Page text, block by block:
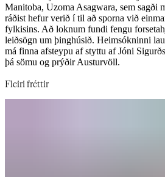
Manitoba, Uzoma Asagwara, sem sagði
ráðist hefur verið í til að sporna við
fylkisins. Að loknum fundi fengu
leiðsögn um þinghúsið. Heimsókninni
má finna afsteypu af styttu af Jóni
þá sömu og prýðir Austurvöll.​​​​‌ ‍ ​‍​‍‌‍ ‌ ​‍‌‍‍‌‌‍‌ ‌‍‍‌‌‍ ‍​‍​‍​ ‍‍​‍​‍‌ ​ ‌‍​‌‌‍ ‍‌‍‍‌‌ ‌​‌ ‍‌​‍ ‍‌‍‍‌‌‍ ​‍​‍​‍ ​​‍​‍‌‍‍​‌ ​‍‌‍‌‌‌‍‌‍​‍​‍​ ‍‍​‍​‍‌‍‍​‌ ‌​‌ ‌​‌ ​​‌ ​ ​‍ ​‍ ‌‍‌‍‌‍ ‌ ​‍‌ ​ ‌‍‌‌‌ ‌​‌‍‍‌​‍ ‌‌‍‍‌‌ ​ ‌‍ ​‌‍​‌‌‍ ‍‌‍‌​‌ ​ ​‍ ‍‌ ‌‍‌‍‌‌‌ ​‍‌‍​ ‌‍‌‌‌‍ ​​‍ ‍‌‍​‌‌ ​​‌ ​​​‍ ‌ ​ ‌ ‌​‌ ‌‌‌‍‌​‌‍‍‌‌‍ ​‍ ‌‍‍‌‌‍ ‍‌ ‌​‌‍‌‌‌‍ ‍‌ ‌​​‍ ‌‍‌‌‌‍‌​‌‍‍‌‌ ‌​​‍ ‌‍ ‌‌‍ ‌‍‌​‌‍‌‌​ ‌‌ ​​‌ ​‍‌‍‌‌‌ ​ ‌‍‌‌‌‍ ‍‌ ‌​‌‍​‌‌ ‌​‌‍‍‌‌‍ ‌‍ ‍​ ‍ ‌‍‍‌‌‍‌​​ ‌​ ‌​​ ​​‌‍‌ ‌​‌‍‌​‍‍‌​‍‌‌​‌​‌ ​ ‌‍​ ‌‍ ‍‌‍‌‍‌‌‍‌‌​‌‌‌​‌‍‌‌‌​‌​‍‍‌‌​‌‌‌‌‌‌​‍‌‌​‍ ‌‍‍‌‌‌‌‌​ ‍ ‌ ‌​‌ ‍‌‌ ​​‌‍‌‌​ ‌‌‍ ‍‌‍‌‌‌ ‌ ‌ ​ ​ ‍ ‌ ​​‌‍​‌‌ ‌​‌‍‍​​ ‌‌ ​​‌‍​‌‌‍‌ ‌‍‌‌‌​​‍‌ ‌‌‌‍‍‌‌‍ ​‌‍‌​‌‍‌‌‌ ​‍​‍‌‌​ ‌‌‌​​‍‌‌ ‌‍‍ ‌‍‌‌‌ ‍‌​‍‌‌​ ​ ‌​‌​​‍‌‌​ ​ ‌​‌​​‍‌‌​ ​‍​ ​‍‌ ​‍‌‍‍‌‌‍​ ‌‍‍​‌ ‌​‌‍‌‌‌ ‍​‌ ‌​​‍ ‌‌ ‍​‌‍‌​‌ ​ ​ ​‍‌ ​‍‌‍‍ ‌ ​ ​ ‌‌‌ ​ ​‍‌‌​ ​‍​ ​‍​‍‌‌​ ‌‌‌​‌​​‍ ‍‌‍​ ‌‍ ‌‍ ‍‌ ‌​‌‍‌‌‌‍ ‍‌ ‌​​‍‌‌​ ‌‌‌​​‍‌‌ ‌‍‍ ‌‍‌‌‌ ‍‌​‍‌‌​ ​ ‌​‌​​‍‌‌​ ​ ‌​‌​​‍‌‌​ ​‍​ ​‍​ ‍‌​ ​ ​ ‌ ​ ‌​​ ‌‌​ ‍‌​ ‌​‌‍​ ​ ​ ​ ‌‍‌‍‌‍‌‍​ ​‍‌‌​ ​‍​ ​‍​‍‌‌​ ‌‌‌​‌​​‍ ‍‌‍​ ‌‍‍​‌‍‍‌‌‍ ​‌‍‌​‌ ​‍‌‍‌‌‌‍ ‍​‍‌‌​ ‌‌‌​​‍‌‌ ‌‍‍ ‌‍‌‌‌ ‍‌​‍‌‌​ ​ ‌​‌​​‍‌‌​ ​ ‌​‌​​‍‌‌​ ​‍​ ​‍​ ‌​​ ‌ ​ ‌‍‌‍‌‌‌‍‌‌​ ‍‌​ ‌​‌‍​‌‌‍​ ​ ‌ ‌‍​‍‌‍​‍​‍‌‌​ ​‍​ ​‍​‍‌‌​ ‌‌‌​‌​​‍ ‍‌ ‌​‌‍‌‌‌ ‍​‌ ‌​​ ‌‍​‍‌‍​‌‌ ​ ‌‍‌‌‌‌‌‌‌ ​‍‌‍ ​​ ‌‌‍‍​‌ ‌​‌ ‌​‌ ​​‌ ​ ​‍‌‌​ ​‍‌​‌‍​‍‌‌​ ​‍‌​‌‍‌‍‌‍‌‍ ‌ ​‍‌ ​ ‌‍‌‌‌ ‌​‌‍‍‌​‍ ‌‌‍‍‌‌ ​ ‌‍ ​‌‍​‌‌‍ ‍‌‍‌​‌ ​ ​‍ ‍‌ ‌‍‌‍‌‌‌ ​‍‌‍​ ‌‍‌‌‌‍ ​​‍ ‍‌‍​‌‌ ​​‌ ​​​‍‌‌​ ​‍‌​‌‍‌ ​ ‌ ‌​‌ ‌‌‌‍‌​‌‍‍‌‌‍ ​‍‌‍‌‍‍‌‌‍‌​​ ‌​ ‌​​ ​​‌‍‌ ‌​‌‍‌​‍‍‌​‍‌‌​‌​‌ ​ ‌‍​ ‌‍ ‍‌‍‌‍‌‌‍‌‌​‌‌‌​‌‍‌‌‌​‌​‍‍‌‌​‌‌‌‌‌‌​‍‌‌​‍ ‌‍‍‌‌‌‌‌​‍‌‍‌ ‌​‌ ‍‌‌ ​​‌‍‌‌​ ‌‌‍ ‍‌‍‌‌‌ ‌ ‌ ​ ​‍‌‍‌ ​​‌‍​‌‌ ‌​‌‍‍​​ ‌‌ ​​‌‍​‌‌‍‌ ‌‍‌‌‌​​‍‌ ‌‌‌‍‍‌‌‍ ​‌‍‌​‌‍‌‌‌ ​‍​‍‌‌​ ‌‌‌​​‍‌‌ ‌‍‍ ‌‍‌‌‌ ‍‌​‍‌‌​ ​ ‌​‌​​‍‌‌​ ​ ‌​‌​​‍‌‌​ ​‍​ ​‍‌ ​‍‌‍‍‌‌‍​ ‌‍‍​‌ ‌​‌‍‌‌‌ ‍​‌ ‌​​‍ ‌‌ ‍​‌‍‌​‌ ​ ​ ​‍‌ ​‍‌‍‍ ‌ ​ ​ ‌‌‌ ​ ​‍‌‌​ ​‍​ ​‍​‍‌‌​ ‌‌‌​‌​​‍ ‍‌‍​ ‌‍ ‌‍ ‍‌ ‌​‌‍‌‌‌‍ ‍‌ ‌​​‍‌‌​ ‌‌‌​​‍‌‌ ‌‍‍ ‌‍‌‌‌ ‍‌​‍‌‌​ ​ ‌​‌​​‍‌‌​ ​ ‌​‌​​‍‌‌​ ​‍​ ​‍​ ‍‌​ ​ ​ ‌ ​ ‌​​ ‌‌​ ‍‌​ ‌​‌‍​ ​ ​ ​ ‌‍‌‍‌‍‌‍​ ​‍‌‌​ ​‍​ ​‍​‍‌‌​ ‌‌‌​‌​​‍ ‍‌‍​ ‌‍‍​‌‍‍‌‌‍ ​‌‍‌​‌ ​‍‌‍‌‌‌‍ ‍​‍‌‌​ ‌‌‌​​‍‌‌ ‌‍‍ ‌‍‌‌‌ ‍‌​‍‌‌​ ​ ‌​‌​​‍‌‌​ ​ ‌​‌​​‍‌‌​ ​‍​ ​‍​ ‌​​ ‌ ​ ‌‍‌‍‌‌‌‍‌‌​ ‍‌​ ‌​‌‍​‌‌‍​ ​ ‌ ‌‍​‍‌‍​‍​‍‌‌​ ​‍​ ​‍​‍‌‌​ ‌‌‌​‌​​‍ ‍‌ ‌​‌‍‌‌‌ ‍​‌ ‌​​‍‌‍‌ ​​‌‍‌‌‌ ​‍‌ ​ ‌ ​​‌‍‌‌‌‍​ ‌ ‌​‌‍‍‌‌ ‌‍‌‍‌‌​ ‌‌ ​​‌ ‌‌‌‍​‍‌‍ ​‌‍‍‌‌ ​ ‌‍‍​‌‍‌‌‌‍‌​​‍​‍‌ ‌
Fleiri fréttir